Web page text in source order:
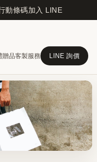
動條碼加入 LINE
贈品客製服務 LINE 詢價